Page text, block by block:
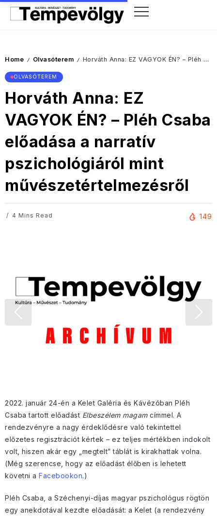
Home / Olvasóterem / Horváth Anna: EZ VAGYOK ÉN? – Pléh Csaba előadása a narratív pszichológiáról mint művészetértelmezésről
OLVASÓTEREM
Horváth Anna: EZ
VAGYOK ÉN? – Pléh Csaba
előadása a narratív
pszichológiáról mint
művészetértelmezésről
4 Mins Read 149
2022. január 24-én a Kelet Galéria és Kávézóban Pléh
Csaba tartott előadást Elbeszélem magamcímmel. A
rendezvényre a nagy érdeklődésre való tekintettel
előzetes regisztrációt kértek – ez teljes mértékben indokolt
volt, hiszen akár egy „megtelt” táblát is kirakhattak volna.
(Még szerencse, hogy az előadást élőben is lehetett
követni a Facebookon.)
Pléh Csaba, a Széchenyi-díjas magyar pszichológus rögtön
egy anekdotával kezdte előadását: a Kelet (a rendezvény